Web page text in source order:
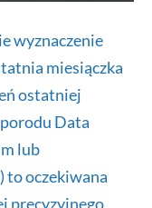
wyznaczenie
miesiączka
ostatniej
Data
lub
to oczekiwana
precyzyjnego